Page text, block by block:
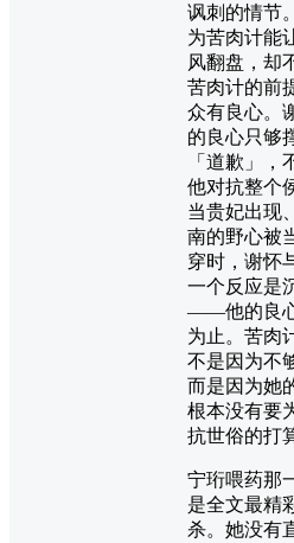
讽刺的情节
为苦肉计能
风翻盘，却
苦肉计的前
众有良心。
的良心只够
「道歉」，
他对抗整个
当贵妃出现
南的野心被
穿时，谢怀
一个反应是
——他的良
为止。苦肉
不是因为不
而是因为她
根本没有要
抗世俗的打
宁珩喂药那
是全文最精
杀。她没有